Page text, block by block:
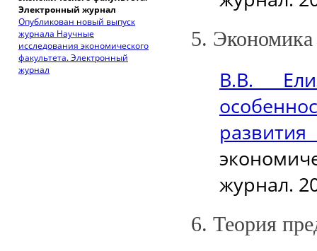
Электронный журнал
Опубликован новый выпуск
журнала Научные
исследования экономического
факультета. Электронный
журнал
5. Экономика
В.В.
журнал.
6. Теория